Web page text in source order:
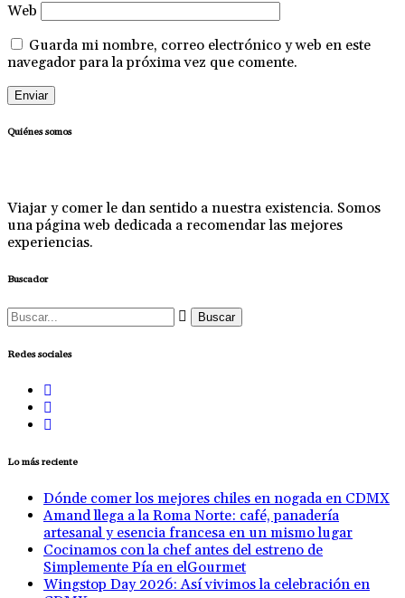
Web
Guarda mi nombre, correo electrónico y web en este
navegador para la próxima vez que comente.
Quiénes somos
Viajar y comer le dan sentido a nuestra existencia. Somos
una página web dedicada a recomendar las mejores
experiencias.
Buscador
Buscar:
Redes sociales
Lo más reciente
Dónde comer los mejores chiles en nogada en CDMX
Amand llega a la Roma Norte: café, panadería
artesanal y esencia francesa en un mismo lugar
Cocinamos con la chef antes del estreno de
Simplemente Pía en elGourmet
Wingstop Day 2026: Así vivimos la celebración en